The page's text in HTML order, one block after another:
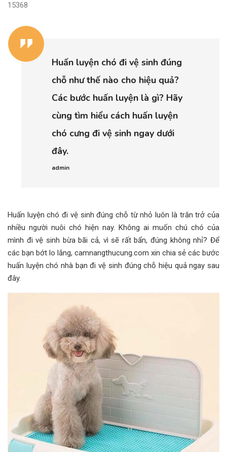
15368
Huấn luyện chó đi vệ sinh đúng
chỗ như thế nào cho hiệu quả?
Các bước huấn luyện là gì? Hãy
cùng tìm hiểu cách huấn luyện
chó cưng đi vệ sinh ngay dưới
đây.
admin
Huấn luyện chó đi vệ sinh đúng chỗ từ nhỏ luôn là trăn trở của
nhiều người nuôi chó hiện nay. Không ai muốn chú chó của
mình đi vệ sinh bừa bãi cả, vì sẽ rất bẩn, đúng không nhỉ? Để
các bạn bớt lo lắng, camnangthucung.com xin chia sẻ các bước
huấn luyện chó nhà bạn đi vệ sinh đúng chỗ hiệu quả ngay sau
đây.